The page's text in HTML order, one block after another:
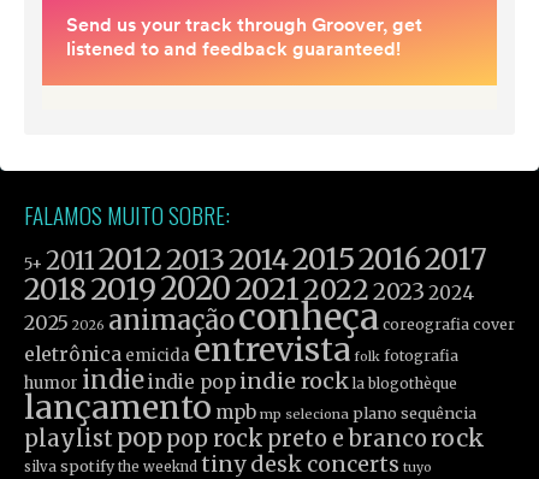
FALAMOS MUITO SOBRE:
5+ 2011201220132014201520162017
201820192020202120222023 2024
2025 2026 animaçãoconheça coreografia cover
eletrônica emicida entrevista folk fotografia
humor indieindie pop indie rock la blogothèque
lançamento mpb mp seleciona plano sequência
playlist poppop rock preto e branco rock
silva spotify the weeknd tiny desk concerts tuyo